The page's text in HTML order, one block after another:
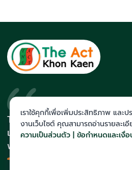
The Act สถาบันที่นักเรียนติดโ
และสายแพทย์มากที่สุดในภาคอี
พร้อมทีมคณาจารย์เก็งข้อสอบแม่
เราใช้คุกกี้เพื่อเพิ่มประสิทธิภาพ และ
งานเว็บไซต์ คุณสามารถอ่านรายละเ
ความเป็นส่วนตัว | ข้อกำหนดและเงื่อ